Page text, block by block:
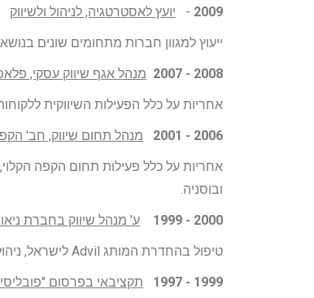
2009
- יועץ לאסטרטגיה, לניהול ולשיווק
ייעוץ למגוון חברות מתחומים שונים
2008 - 2007
מנהל אגף שיווק עסקי,
אחריות על כלל הפעילות השיווקית
2006 - 2001
מנהל תחום שיווק, חב'
ובוסניה.
2000 - 1999
ע' מנהל שיווק בחברת
טיפול בהחדרת המותג Advil לישראל, ניהול מועדון הלקוחות ומספר מותגי OTC
1999 - 1997
תקציבאי בפרסום